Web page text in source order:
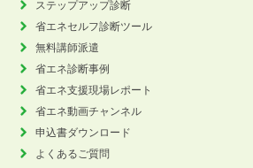
ステップアップ診断
省エネセルフ診断ツール
無料講師派遣
省エネ診断事例
省エネ支援現場レポート
省エネ動画チャンネル
申込書ダウンロード
よくあるご質問